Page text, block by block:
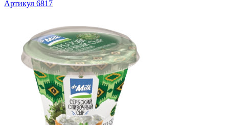
Артикул 6817